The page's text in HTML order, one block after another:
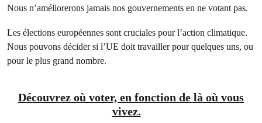
Nous n’améliorerons jamais nos gouvernements en ne votant pas.
Les élections européennes sont cruciales pour l’action climatique.
Nous pouvons décider si l’UE doit travailler pour quelques uns, ou
pour le plus grand nombre.
Découvrez où voter, en fonction de là où vous
vivez.